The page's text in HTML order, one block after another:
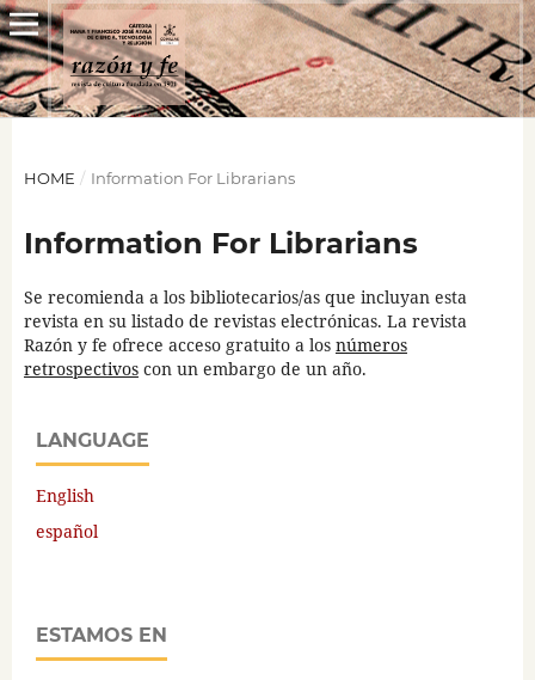
HOME / Information For Librarians
Information For Librarians
Se recomienda a los bibliotecarios/as que incluyan esta
revista en su listado de revistas electrónicas. La revista
Razón y fe ofrece acceso gratuito a los números
retrospectivoscon un embargo de un año.
LANGUAGE
English
español
ESTAMOS EN